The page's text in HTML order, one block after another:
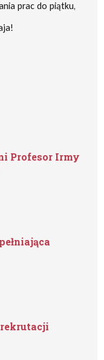
prac do piątku,
Profesor Irmy